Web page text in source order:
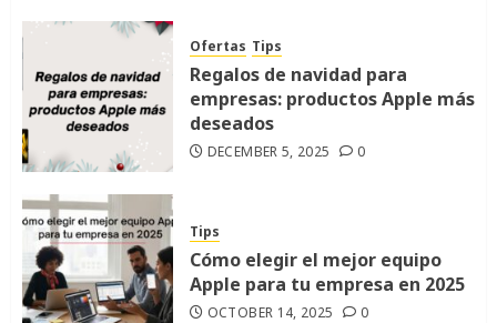
Ofertas Tips
Regalos de navidad para
empresas: productos Apple más
deseados
DECEMBER 5, 2025 0
Tips
Cómo elegir el mejor equipo
Apple para tu empresa en 2025
OCTOBER 14, 2025 0